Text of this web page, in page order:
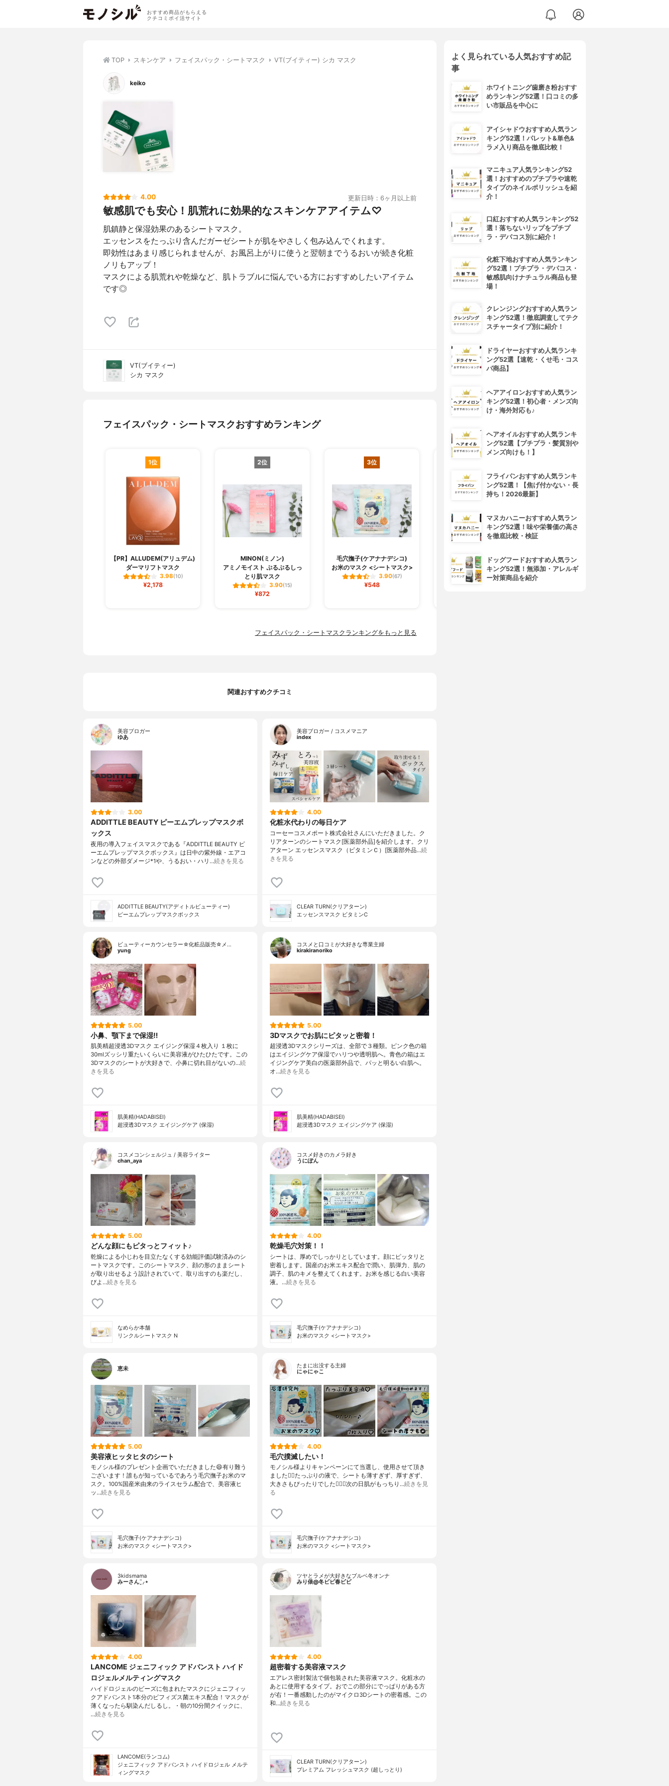
おすすめ商品がもらえる
クチコミポイ活サイト
TOP スキンケア フェイスパック・シートマスク VT(ブイティー) シカ マスク
keiko
4.00 更新日時：6ヶ月以上前
敏感肌でも安心！肌荒れに効果的なスキンケアアイテム♡
肌鎮静と保湿効果のあるシートマスク。
エッセンスをたっぷり含んだガーゼシートが肌をやさしく包み込んでくれます。
即効性はあまり感じられませんが、お風呂上がりに使うと翌朝までうるおいが続き化粧
ノリもアップ！
マスクによる肌荒れや乾燥など、肌トラブルに悩んでいる方におすすめしたいアイテム
です◎
VT(ブイティー)
シカ マスク
フェイスパック・シートマスクおすすめランキング
1位
【PR】ALLUDEM(アリュデム)
ダーマリフトマスク
3.98(10)
¥2,178
2位
MINON(ミノン)
アミノモイスト ぷるぷるしっ
とり肌マスク
3.90(15)
¥872
3位
毛穴撫子(ケアナナデシコ)
お米のマスク <シートマスク>
3.90(67)
¥548
Barrier Repair(バリアリペア)
シートマスク しっとり
3.90(1)
¥426
美人ぬか(BIJINNUKA)
純米パック
フェイスパック・シートマスクランキングをもっと見る
関連おすすめクチコミ
美容ブロガー
ゆあ
3.00
ADDITTLE BEAUTY ピーエムプレップマスクボ
ックス
夜用の導入フェイスマスクである『ADDITTLE BEAUTY ピ
ーエムプレップマスクボックス』は日中の紫外線・エアコ
ンなどの外部ダメージ*1や、うるおい・ハリ…続きを見る
ADDITTLE BEAUTY(アディトルビューティー)
ピーエムプレップマスクボックス
美容ブロガー / コスメマニア
index
4.00
化粧水代わりの毎日ケア
コーセーコスメポート株式会社さんにいただきました。ク
リアターンのシートマスク[医薬部外品]を紹介します。クリ
アターン エッセンスマスク（ビタミンＣ）[医薬部外品…続
きを見る
CLEAR TURN(クリアターン)
エッセンスマスク ビタミンC
ビューティーカウンセラー☆化粧品販売☆メ…
yung
5.00
小鼻、顎下まで保湿‼︎
肌美精超浸透3Dマスク エイジング保湿４枚入り １枚に
30mlズッシリ重たいくらいに美容液がひたひたです。この
3Dマスクのシートが大好きで、小鼻に切れ目がないの…続
きを見る
肌美精(HADABISEI)
超浸透3Dマスク エイジングケア (保湿)
コスメと口コミが大好きな専業主婦
kirakiranoriko
5.00
3Dマスクでお肌にピタッと密着！
超浸透3Dマスクシリーズは、全部で３種類。ピンク色の箱
はエイジングケア保湿でハリつや透明肌へ。青色の箱はエ
イジングケア美白の医薬部外品で、パッと明るい白肌へ。
オ…続きを見る
肌美精(HADABISEI)
超浸透3Dマスク エイジングケア (保湿)
コスメコンシェルジュ / 美容ライター
chan_aya
5.00
どんな顔にもピタっとフィット♪
乾燥による小じわを目立たなくする効能評価試験済みのシ
ートマスクです。このシートマスク、顔の形のままシート
が取り出せるよう設計されていて、取り出すのも楽だし、
びよ…続きを見る
なめらか本舗
リンクルシートマスク N
コスメ好きのカメラ好き
うにぽん
4.00
乾燥毛穴対策！！
シートは、厚めでしっかりとしています。顔にピッタリと
密着します。国産のお米エキス配合で潤い、肌弾力、肌の
調子、肌のキメを整えてくれます。お米を感じる白い美容
液。…続きを見る
毛穴撫子(ケアナナデシコ)
お米のマスク <シートマスク>
恵未
5.00
美容液ヒッタヒタのシート
モノシル様のプレゼント企画でいただきました😄有り難う
ございます！誰もが知っているであろう毛穴撫子お米のマ
スク。100%国産米由来のライスセラム配合で、美容液ヒ
ッ…続きを見る
毛穴撫子(ケアナナデシコ)
お米のマスク <シートマスク>
たまに出没する主婦
にゃにゃこ
4.00
毛穴撲滅したい！
モノシル様よりキャンペーンにて当選し、使用させて頂き
ました🙇‍♀️たっぷりの液で、シートも薄すぎず、厚すぎず、
大きさもぴったりでした🙆🏻‍♀️次の日肌がもっちり…続きを見
る
毛穴撫子(ケアナナデシコ)
お米のマスク <シートマスク>
3kidsmama
みーさん¨̮⸝⋆
4.00
LANCOME ジェニフィック アドバンスト ハイド
ロジェルメルティングマスク
ハイドロジェルのビーズに包まれたマスクにジェニフィッ
クアドバンスト1本分のビフィズス菌エキス配合！マスクが
薄くなったら馴染んだしるし。・朝の10分間クイックに、
…続きを見る
LANCOME(ランコム)
ジェニフィック アドバンスト ハイドロジェル メルテ
ィングマスク
ツヤとラメが大好きなブルベ冬オンナ
みり俵@冬ビビ春ビビ
4.00
超密着する美容液マスク
エアレス密封製法で個包装された美容液マスク。化粧水の
あとに使用するタイプ。おでこの部分にでっぱりがある方
が右！一番感動したのがマイクロ3Dシートの密着感。この
和…続きを見る
CLEAR TURN(クリアターン)
プレミアム フレッシュマスク (超しっとり)
よく見られている人気おすすめ記
事
ホワイトニング歯磨き粉おすす
めランキング52選！口コミの多
い市販品を中心に
アイシャドウおすすめ人気ラン
キング52選！パレット&単色&
ラメ入り商品を徹底比較！
マニキュア人気ランキング52
選！おすすめのプチプラや速乾
タイプのネイルポリッシュを紹
介！
口紅おすすめ人気ランキング52
選！落ちないリップをプチプ
ラ・デパコス別に紹介！
化粧下地おすすめ人気ランキン
グ52選！プチプラ・デパコス・
敏感肌向けナチュラル商品も登
場！
クレンジングおすすめ人気ラン
キング52選！徹底調査してテク
スチャータイプ別に紹介！
ドライヤーおすすめ人気ランキ
ング52選【速乾・くせ毛・コス
パ商品】
ヘアアイロンおすすめ人気ラン
キング52選！初心者・メンズ向
け・海外対応も♪
ヘアオイルおすすめ人気ランキ
ング52選【プチプラ・髪質別や
メンズ向けも！】
フライパンおすすめ人気ランキ
ング52選！【焦げ付かない・長
持ち！2026最新】
マヌカハニーおすすめ人気ラン
キング52選！味や栄養価の高さ
を徹底比較・検証
ドッグフードおすすめ人気ラン
キング52選！無添加・アレルギ
ー対策商品を紹介